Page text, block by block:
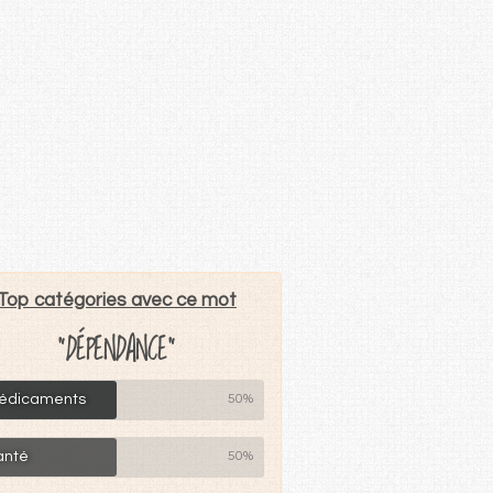
catégories avec ce mot
"DÉPENDANCE"
50%
50%